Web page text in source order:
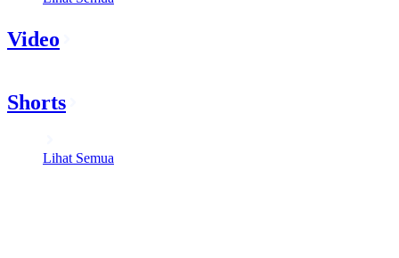
Video
Shorts
Lihat Semua